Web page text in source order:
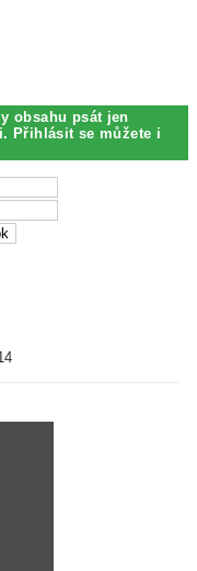
obsahu psát jen
Přihlásit se můžete i